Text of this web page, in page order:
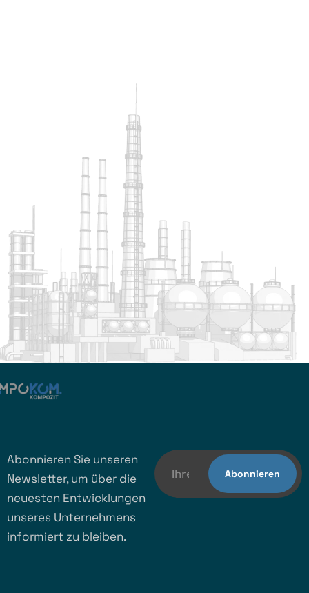
Abonnieren Sie unseren
Newsletter, um über die
neuesten Entwicklungen
unseres Unternehmens
informiert zu bleiben.